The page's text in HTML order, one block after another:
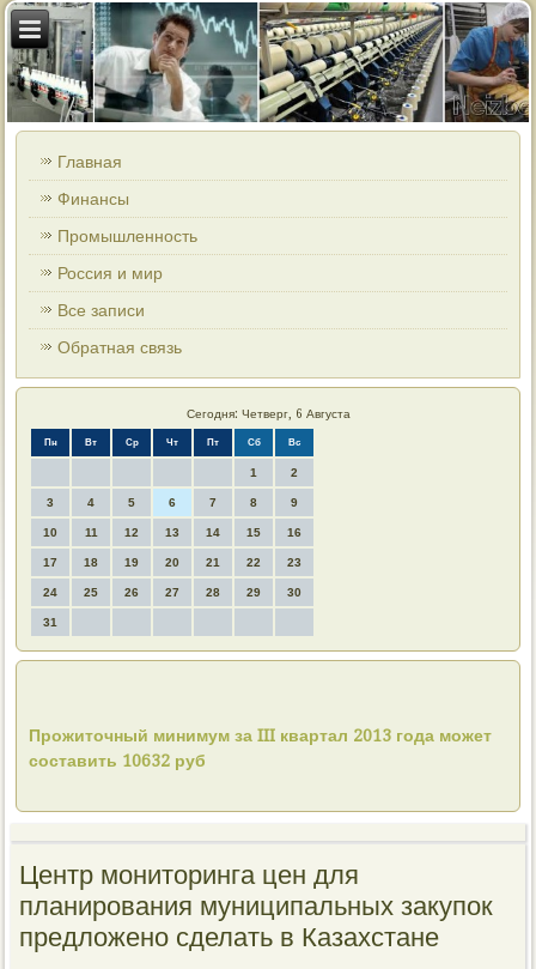
Главная
Финансы
Промышленность
Россия и мир
Все записи
Обратная связь
Сегодня: Четверг, 6 Августа
Пн Вт Ср Чт Пт Сб Вс
1 2
3 4 5 6 7 8 9
10 11 12 13 14 15 16
17 18 19 20 21 22 23
24 25 26 27 28 29 30
31
Прожиточный минимум за III квартал 2013 года может
составить 10632 руб
Центр мониторинга цен для
планирования муниципальных закупок
предложено сделать в Казахстане